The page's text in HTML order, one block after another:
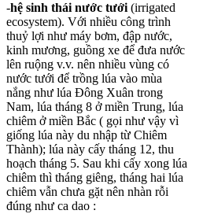
-hệ sinh thái nước tưới (irrigated
ecosystem). Với nhiều công trình
thuỷ lợi như máy bơm, đập nước,
kinh mương, guồng xe để đưa nước
lên ruộng v.v. nên nhiều vùng có
nước tưới để trồng lúa vào mùa
nắng như lúa Đông Xuân trong
Nam, lúa tháng 8 ở miền Trung, lúa
chiêm ở miền Bắc ( gọi như vậy vì
giống lúa này du nhập từ Chiêm
Thành); lúa này cấy tháng 12, thu
hoạch tháng 5. Sau khi cấy xong lúa
chiêm thì tháng giêng, tháng hai lúa
chiêm vẫn chưa gặt nên nhàn rỗi
đúng như ca dao :